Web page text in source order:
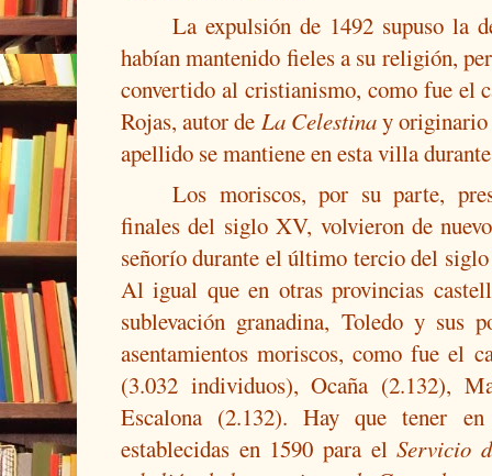
La expulsión de 1492 supuso la
habían mantenido fieles a su religión,
convertido al cristianismo, como fue el
Rojas, autor de La Celestinay originario
apellido se mantiene en esta villa
Los moriscos, por su parte,
finales del siglo XV, volvieron de
señorío durante el último tercio del
Al igual que en otras provincias
sublevación granadina, Toledo y sus
asentamientos moriscos, como fue el
(3.032 individuos), Ocaña (2.132),
Escalona (2.132). Hay que tener
establecidas en 1590 para elServicio